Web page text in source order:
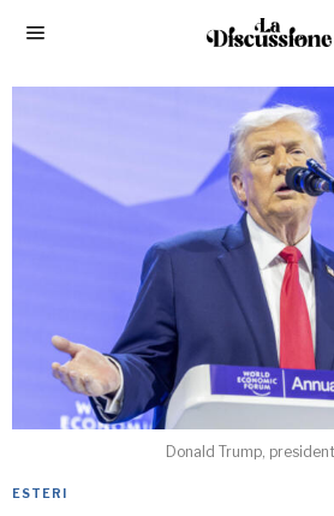
Donald Trump,
ESTERI